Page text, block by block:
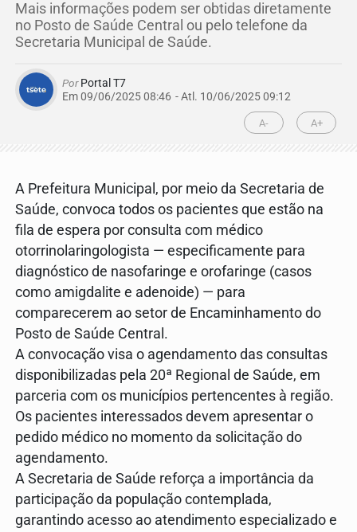
Mais informações podem ser obtidas diretamente
no Posto de Saúde Central ou pelo telefone da
Secretaria Municipal de Saúde.
PorPortal T7
Em 09/06/2025 08:46 - Atl. 10/06/2025 09:12
A- A+
A Prefeitura Municipal, por meio da Secretaria de
Saúde, convoca todos os pacientes que estão na
fila de espera por consulta com médico
otorrinolaringologista — especificamente para
diagnóstico de nasofaringe e orofaringe (casos
como amigdalite e adenoide) — para
comparecerem ao setor de Encaminhamento do
Posto de Saúde Central.
A convocação visa o agendamento das consultas
disponibilizadas pela 20ª Regional de Saúde, em
parceria com os municípios pertencentes à região.
Os pacientes interessados devem apresentar o
pedido médico no momento da solicitação do
agendamento.
A Secretaria de Saúde reforça a importância da
participação da população contemplada,
garantindo acesso ao atendimento especializado e